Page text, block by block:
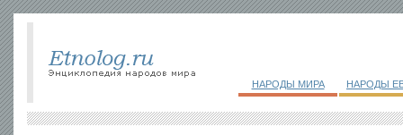
НАРОДЫ МИРА НАРОДЫ